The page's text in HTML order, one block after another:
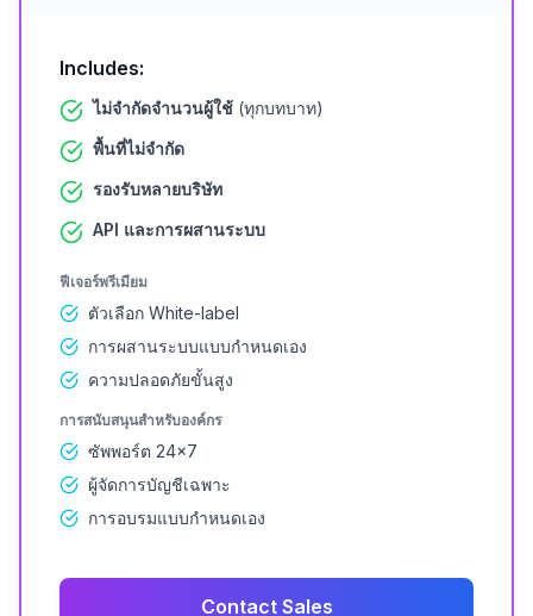
Includes:
ไม่จำกัดจำนวนผู้ใช้ (ทุกบทบาท)
พื้นที่ไม่จำกัด
รองรับหลายบริษัท
API และการผสานระบบ
ฟีเจอร์พรีเมียม
ตัวเลือก White-label
การผสานระบบแบบกำหนดเอง
ความปลอดภัยขั้นสูง
การสนับสนุนสำหรับองค์กร
ซัพพอร์ต 24×7
ผู้จัดการบัญชีเฉพาะ
การอบรมแบบกำหนดเอง
Contact Sales